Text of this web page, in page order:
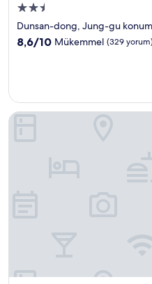
2.5
yıldızlı
konaklama
yeri
Dunsan-dong, Jung-gu
10
yorum)
8,6/10 Mükemmel (329
Sunshine Hotel